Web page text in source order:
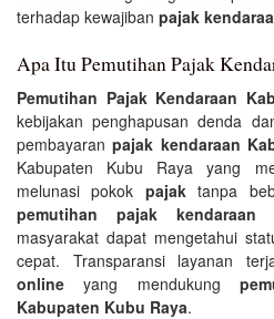
terhadap kewajiban pajak
Apa Itu Pemutihan Pajak
Pemutihan Pajak Kendaraan
kebijakan penghapusan denda
pembayaranpajak kendaraan
Kabupaten Kubu Raya yang
melunasi pokok pajaktanpa
pemutihan pajak
masyarakat dapat mengetahui
cepat. Transparansi layanan
online yang mendukung
Kabupaten Kubu Raya.